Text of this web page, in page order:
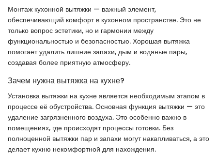
Монтаж кухонной вытяжки — важный элемент,
обеспечивающий комфорт в кухонном пространстве. Это не
только вопрос эстетики, но и гармонии между
функциональностью и безопасностью. Хорошая вытяжка
помогает удалить лишние запахи, дым и водяные пары,
создавая более приятную атмосферу.
Зачем нужна вытяжка на кухне?
Установка вытяжки на кухне является необходимым этапом в
процессе её обустройства. Основная функция вытяжки — это
удаление загрязненного воздуха. Это особенно важно в
помещениях, где происходят процессы готовки. Без
полноценной вытяжки пар и запахи могут накапливаться, а это
делает кухню некомфортной для нахождения.